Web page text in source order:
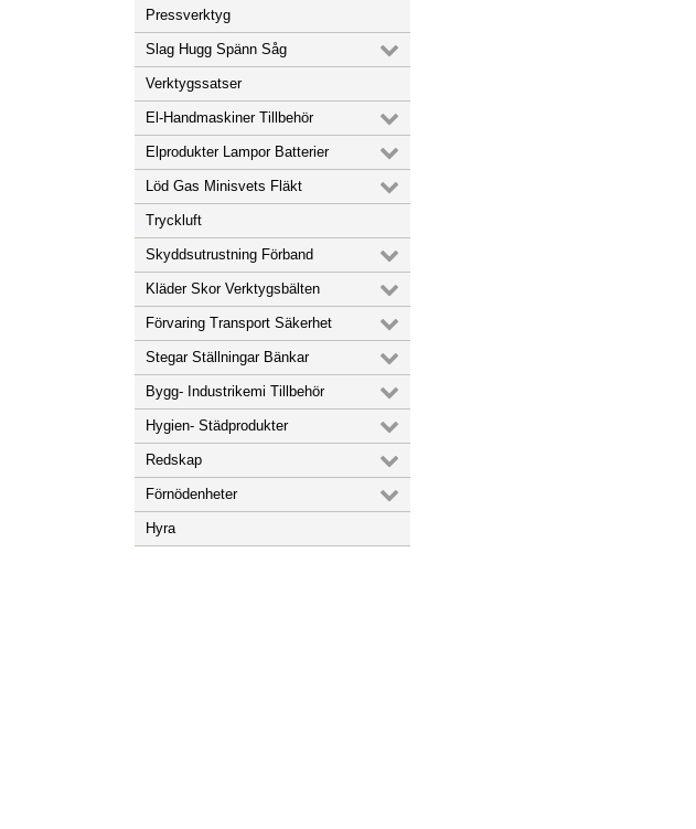
Pressverktyg
Slag Hugg Spänn Såg
Verktygssatser
El-Handmaskiner Tillbehör
Elprodukter Lampor Batterier
Löd Gas Minisvets Fläkt
Tryckluft
Skyddsutrustning Förband
Kläder Skor Verktygsbälten
Förvaring Transport Säkerhet
Stegar Ställningar Bänkar
Bygg- Industrikemi Tillbehör
Hygien- Städprodukter
Redskap
Förnödenheter
Hyra